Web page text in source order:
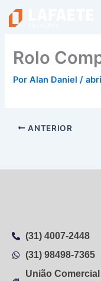
conteúdo
Rolo
PorAlan Daniel/
ANTERIOR
(31) 4007-2448
(31) 98498-7365
União